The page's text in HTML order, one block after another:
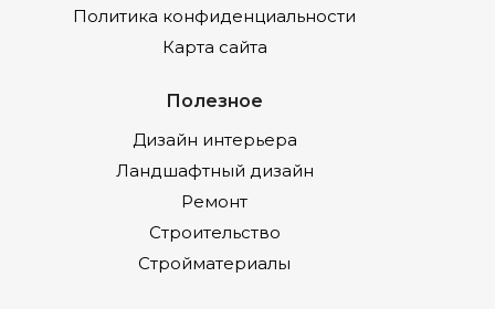
Политика конфиденциальности
Карта сайта
Полезное
Дизайн интерьера
Ландшафтный дизайн
Ремонт
Строительство
Стройматериалы